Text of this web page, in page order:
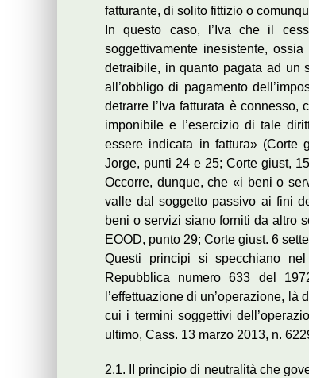
fatturante, di solito fittizio o
In questo caso, l’Iva che il
soggettivamente inesistente,
detraibile, in quanto pagata ad un
all’obbligo di pagamento
detrarre l’Iva fatturata è connesso,
imponibile e l’esercizio di tale
essere indicata in fattura» (Corte
Jorge, punti 24 e 25; Corte giust,
Occorre, dunque, che «i beni o
valle dal soggetto passivo ai fini
beni o servizi siano forniti da altro
EOOD, punto 29; Corte giust. 6
Questi principi si specchiano
Repubblica numero 633 del
l’effettuazione di un’operazione,
cui i termini soggettivi
ultimo, Cass. 13 marzo 2013, n.
2.1. II principio di neutralità che